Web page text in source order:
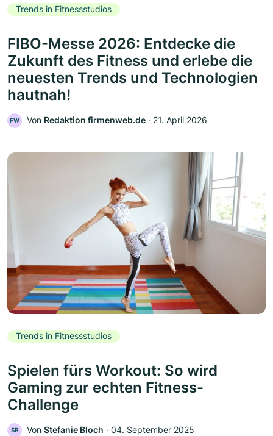
Trends in Fitnessstudios
FIBO-Messe 2026: Entdecke die
Zukunft des Fitness und erlebe die
neuesten Trends und Technologien
hautnah!
FW Von Redaktion firmenweb.de ‧ 21. April 2026
Trends in Fitnessstudios
Spielen fürs Workout: So wird
Gaming zur echten Fitness-
Challenge
SB Von Stefanie Bloch ‧ 04. September 2025